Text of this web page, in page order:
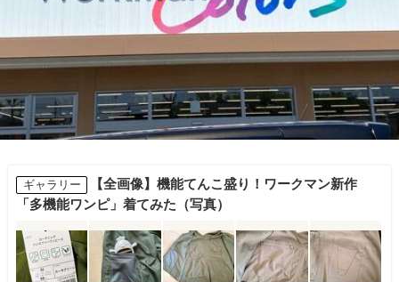
ギャラリー
【全画像】機能てんこ盛り！ワークマン新作
「多機能ワンピ」着てみた（写真）